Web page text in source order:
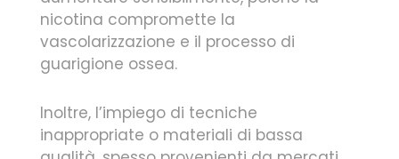
nicotina compromette la
vascolarizzazione e il processo di
guarigione ossea.
Inoltre, l’impiego di tecniche
inappropriate o materiali di bassa